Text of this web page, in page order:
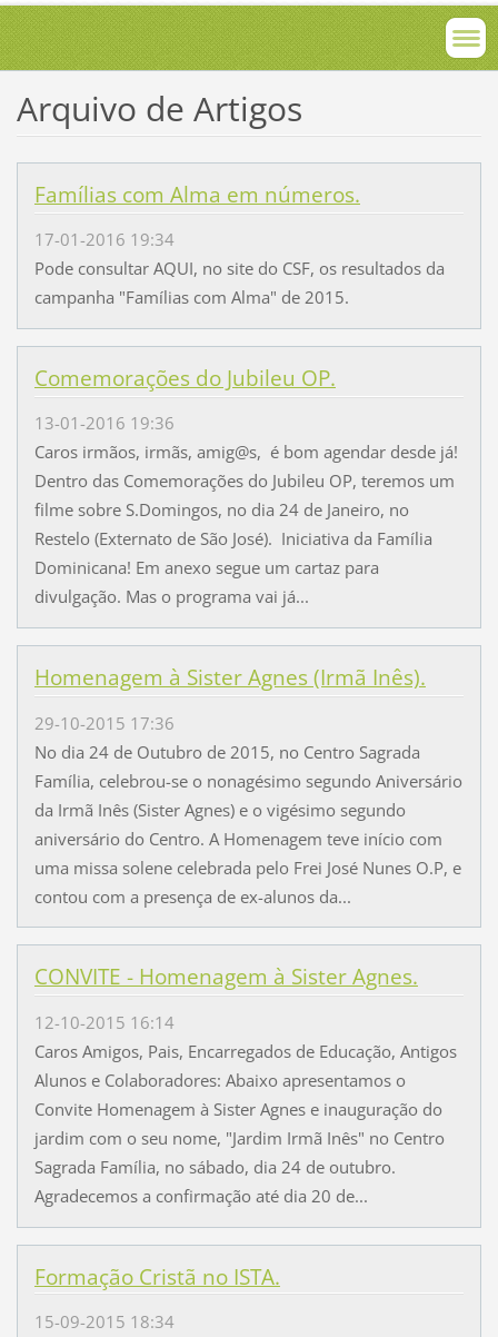
Arquivo de Artigos
Famílias com Alma em números.
17-01-2016 19:34
Pode consultar AQUI, no site do CSF, os resultados da
campanha "Famílias com Alma" de 2015.
Comemorações do Jubileu OP.
13-01-2016 19:36
Caros irmãos, irmãs, amig@s, é bom agendar desde já!
Dentro das Comemorações do Jubileu OP, teremos um
filme sobre S.Domingos, no dia 24 de Janeiro, no
Restelo (Externato de São José). Iniciativa da Família
Dominicana! Em anexo segue um cartaz para
divulgação. Mas o programa vai já...
Homenagem à Sister Agnes (Irmã Inês).
29-10-2015 17:36
No dia 24 de Outubro de 2015, no Centro Sagrada
Família, celebrou-se o nonagésimo segundo Aniversário
da Irmã Inês (Sister Agnes) e o vigésimo segundo
aniversário do Centro. A Homenagem teve início com
uma missa solene celebrada pelo Frei José Nunes O.P, e
contou com a presença de ex-alunos da...
CONVITE - Homenagem à Sister Agnes.
12-10-2015 16:14
Caros Amigos, Pais, Encarregados de Educação, Antigos
Alunos e Colaboradores: Abaixo apresentamos o
Convite Homenagem à Sister Agnes e inauguração do
jardim com o seu nome, "Jardim Irmã Inês" no Centro
Sagrada Família, no sábado, dia 24 de outubro.
Agradecemos a confirmação até dia 20 de...
Formação Cristã no ISTA.
15-09-2015 18:34